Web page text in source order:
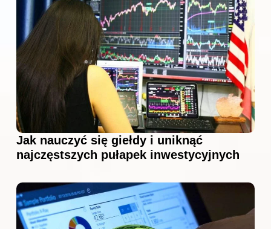
Jak nauczyć się giełdy i uniknąć
najczęstszych pułapek inwestycyjnych